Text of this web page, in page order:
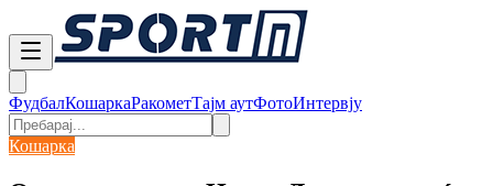
ФудбалКошаркаРакометТајм аутФотоИнтервју
Кошарка